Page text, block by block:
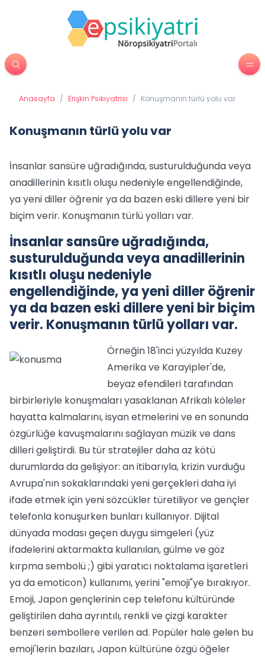
Anasayfa / Erişkin Psikiyatrisi / Konuşmanın türlü yolu var
Konuşmanın türlü yolu var
İnsanlar sansüre uğradığında, susturulduğunda veya
anadillerinin kısıtlı oluşu nedeniyle engellendiğinde,
ya yeni diller öğrenir ya da bazen eski dillere yeni bir
biçim verir. Konuşmanın türlü yolları var.
İnsanlar sansüre uğradığında,
susturulduğunda veya anadillerinin
kısıtlı oluşu nedeniyle
engellendiğinde, ya yeni diller öğrenir
ya da bazen eski dillere yeni bir biçim
verir. Konuşmanın türlü yolları var.
Örneğin 18'inci yüzyılda Kuzey
Amerika ve Karayipler'de,
beyaz efendileri tarafından
birbirleriyle konuşmaları yasaklanan Afrikalı köleler
hayatta kalmalarını, isyan etmelerini ve en sonunda
özgürlüğe kavuşmalarını sağlayan müzik ve dans
dilleri geliştirdi. Bu tür stratejiler daha az kötü
durumlarda da gelişiyor: an itibarıyla, krizin vurduğu
Avrupa'nın sokaklarındaki yeni gerçekleri daha iyi
ifade etmek için yeni sözcükler türetiliyor ve gençler
telefonla konuşurken bunları kullanıyor. Dijital
dünyada modası geçen duygu simgeleri (yüz
ifadelerini aktarmakta kullanılan, gülme ve göz
kırpma sembolü ;) gibi yaratıcı noktalama işaretleri
ya da emoticon) kullanımı, yerini "emoji"ye bırakıyor.
Emoji, Japon gençlerinin cep telefonu kültüründe
geliştirilen daha ayrıntılı, renkli ve çizgi karakter
benzeri sembollere verilen ad. Popüler hale gelen bu
emoji'lerin bazıları, Japon kültürüne özgü öğeler